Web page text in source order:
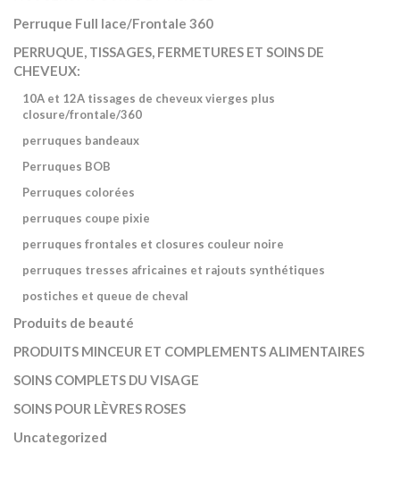
Perruque Full lace/Frontale 360
PERRUQUE, TISSAGES, FERMETURES ET SOINS DE
CHEVEUX:
10A et 12A tissages de cheveux vierges plus
closure/frontale/360
perruques bandeaux
Perruques BOB
Perruques colorées
perruques coupe pixie
perruques frontales et closures couleur noire
perruques tresses africaines et rajouts synthétiques
postiches et queue de cheval
Produits de beauté
PRODUITS MINCEUR ET COMPLEMENTS ALIMENTAIRES
SOINS COMPLETS DU VISAGE
SOINS POUR LÈVRES ROSES
Uncategorized